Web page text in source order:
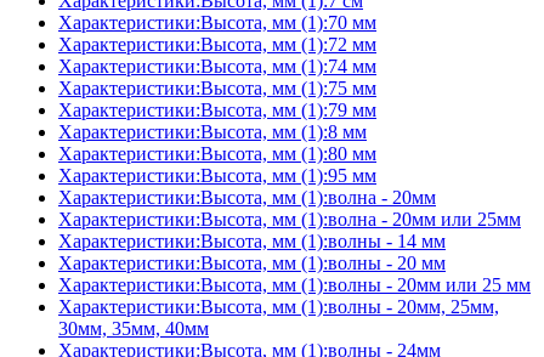
Характеристики:Высота, мм (1):70 мм
Характеристики:Высота, мм (1):72 мм
Характеристики:Высота, мм (1):74 мм
Характеристики:Высота, мм (1):75 мм
Характеристики:Высота, мм (1):79 мм
Характеристики:Высота, мм (1):8 мм
Характеристики:Высота, мм (1):80 мм
Характеристики:Высота, мм (1):95 мм
Характеристики:Высота, мм (1):волна - 20мм
Характеристики:Высота, мм (1):волна - 20мм или 25мм
Характеристики:Высота, мм (1):волны - 14 мм
Характеристики:Высота, мм (1):волны - 20 мм
Характеристики:Высота, мм (1):волны - 20мм или 25 мм
Характеристики:Высота, мм (1):волны - 20мм, 25мм,
30мм, 35мм, 40мм
Характеристики:Высота, мм (1):волны - 24мм